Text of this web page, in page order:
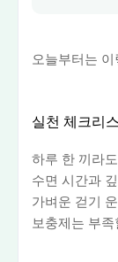
오늘부터는
실천 체크리
하루 한 끼라
수면 시간과
가벼운 걷기
보충제는 부